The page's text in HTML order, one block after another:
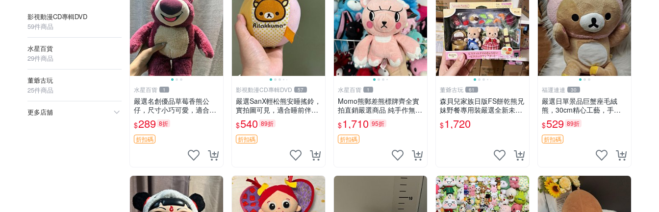
影視動漫CD專輯DVD
59件商品
水星百貨
29件商品
董爺古玩
25件商品
更多店舖
水星百貨 1
嚴選名創優品草莓香熊公
仔，尺寸小巧可愛，適合收
藏賞玩 30cm 玩具 公仔 草
莓熊
$289 8折
折扣碼
影視動漫CD專輯DVD 57
嚴選SanX輕松熊安睡搖鈴，
實拍圖可見，適合睡前伴
侶， Picks安撫好物 0325
懸吊 電腦
$540 89折
折扣碼
水星百貨 1
Momo熊郵差熊標牌齊全實
拍直銷嚴選商品 純手作無修
圖可收藏 郵差熊 Momo熊
標牌 商品
$1,710 95折
折扣碼
董爺古玩 61
森貝兒家族日版FS餅乾熊兄
妹野餐專用裝嚴選全新未開
封，包含兩組大童款紙盒
裝，適合收藏與分享。 餅乾
$1,720
福運連連 30
嚴選日單景品巨蟹座毛絨
熊，30cm精心工藝，手感
軟糯推薦收藏送人 巨蟹座
毛絨玩具 精緻做工
$529 89折
折扣碼